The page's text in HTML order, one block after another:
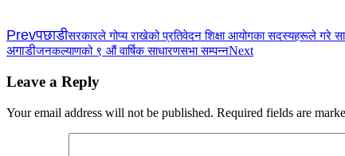
Prevपछाडीसरकारले गोप्य राखेको प्रतिवेदन शिक्षा आयोगका सदस्यहरूले गरे
अगाडीजनकल्याणको ९ औं वार्षिक साधारणसभा सम्पन्नNext
Leave a Reply
Your email address will not be published. Required fields are